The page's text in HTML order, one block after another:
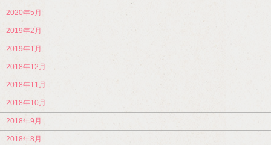
2020年5月
2019年2月
2019年1月
2018年12月
2018年11月
2018年10月
2018年9月
2018年8月